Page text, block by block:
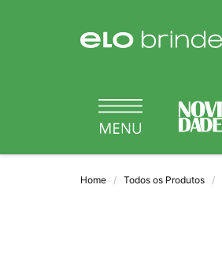
Home Todos os Produtos